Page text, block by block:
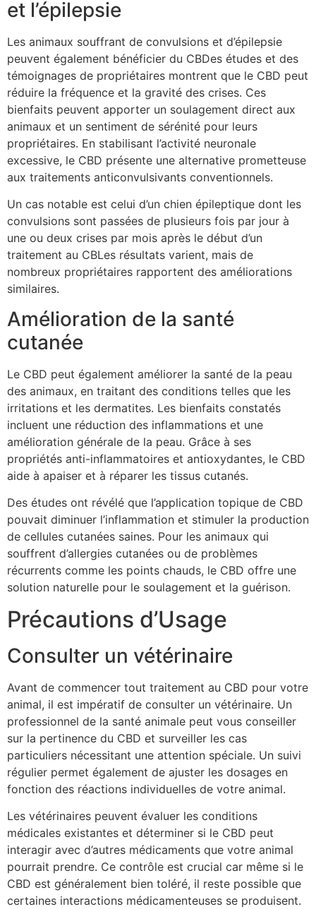
et l’épilepsie
Les animaux souffrant de convulsions et d’épilepsie
peuvent également bénéficier du CBDes études et des
témoignages de propriétaires montrent que le CBD peut
réduire la fréquence et la gravité des crises. Ces
bienfaits peuvent apporter un soulagement direct aux
animaux et un sentiment de sérénité pour leurs
propriétaires. En stabilisant l’activité neuronale
excessive, le CBD présente une alternative prometteuse
aux traitements anticonvulsivants conventionnels.
Un cas notable est celui d’un chien épileptique dont les
convulsions sont passées de plusieurs fois par jour à
une ou deux crises par mois après le début d’un
traitement au CBLes résultats varient, mais de
nombreux propriétaires rapportent des améliorations
similaires.
Amélioration de la santé
cutanée
Le CBD peut également améliorer la santé de la peau
des animaux, en traitant des conditions telles que les
irritations et les dermatites. Les bienfaits constatés
incluent une réduction des inflammations et une
amélioration générale de la peau. Grâce à ses
propriétés anti-inflammatoires et antioxydantes, le CBD
aide à apaiser et à réparer les tissus cutanés.
Des études ont révélé que l’application topique de CBD
pouvait diminuer l’inflammation et stimuler la production
de cellules cutanées saines. Pour les animaux qui
souffrent d’allergies cutanées ou de problèmes
récurrents comme les points chauds, le CBD offre une
solution naturelle pour le soulagement et la guérison.
Précautions d’Usage
Consulter un vétérinaire
Avant de commencer tout traitement au CBD pour votre
animal, il est impératif de consulter un vétérinaire. Un
professionnel de la santé animale peut vous conseiller
sur la pertinence du CBD et surveiller les cas
particuliers nécessitant une attention spéciale. Un suivi
régulier permet également de ajuster les dosages en
fonction des réactions individuelles de votre animal.
Les vétérinaires peuvent évaluer les conditions
médicales existantes et déterminer si le CBD peut
interagir avec d’autres médicaments que votre animal
pourrait prendre. Ce contrôle est crucial car même si le
CBD est généralement bien toléré, il reste possible que
certaines interactions médicamenteuses se produisent.